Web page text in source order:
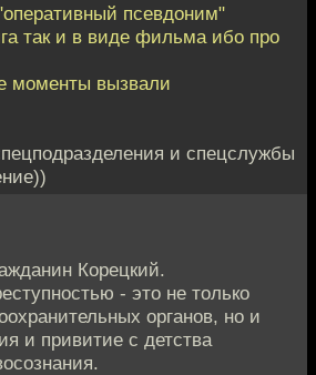
псевдоним"
так и в виде фильма ибо про
моменты вызвали
и спецслужбы
Корецкий.
- это не только
органов, но и
и привитие с детства